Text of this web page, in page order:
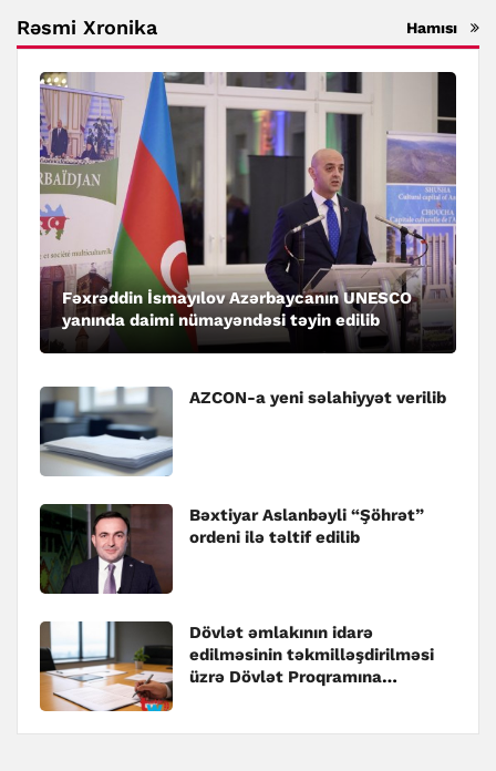
Rəsmi Xronika Hamısı
Fəxrəddin İsmayılov Azərbaycanın UNESCO
yanında daimi nümayəndəsi təyin edilib
AZCON-a yeni səlahiyyət verilib
Bəxtiyar Aslanbəyli “Şöhrət”
ordeni ilə təltif edilib
Dövlət əmlakının idarə
edilməsinin təkmilləşdirilməsi
üzrə Dövlət Proqramına